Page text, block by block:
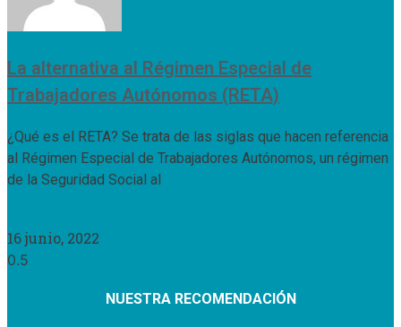
La alternativa al Régimen Especial de
Trabajadores Autónomos (RETA)
¿Qué es el RETA? Se trata de las siglas que hacen referencia
al Régimen Especial de Trabajadores Autónomos, un régimen
de la Seguridad Social al
16 junio, 2022
NUESTRA RECOMENDACIÓN